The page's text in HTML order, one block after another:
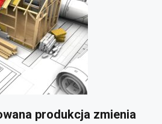
produkcja zmienia